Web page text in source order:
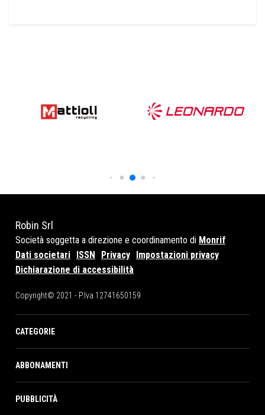
Robin Srl
Società soggetta a direzione e coordinamento di Monrif
Dati societari
ISSN Privacy
Impostazioni privacy
Dichiarazione di accessibilità
Copyright© 2021 - P.Iva 12741650159
CATEGORIE
ABBONAMENTI
PUBBLICITÀ